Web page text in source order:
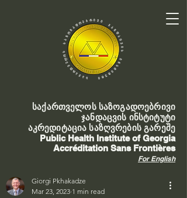
საქართველოს საზოგადოებრივი
ჯანდაცვის ინსტიტუტი
აკრედიტაცია საზღვრების გარეშე
Public Health Institute of Georgia
Accréditation Sans Frontières
For English
Giorgi Pkhakadze
Mar 23, 2023 1 min read